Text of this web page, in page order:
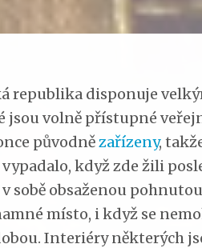
republika disponuje
jsou volně přístupné
původnězařízeny,
když zde žili
sobě obsaženou
místo, i když se
Interiéry některých